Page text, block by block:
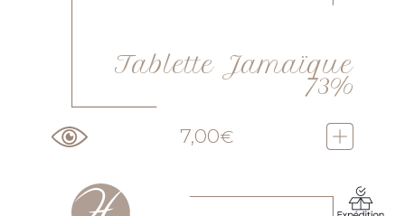
Tablette Jamaïque
73%
7,00€